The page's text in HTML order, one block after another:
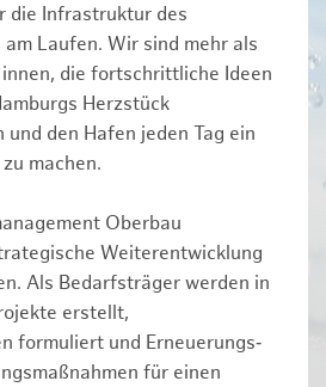
die Infrastruktur des
Laufen. Wir sind mehr als
die fortschrittliche Ideen
Herzstück
den Hafen jeden Tag ein
machen.
Oberbau
Weiterentwicklung
Als Bedarfsträger werden in
erstellt,
formuliert und Erneuerungs‑
für einen